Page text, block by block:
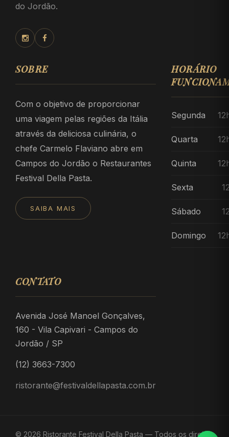
do Jordão.
SOBRE
Com o objetivo de proporcionar
uma viagem pelas regiões da Itália
através da deliciosa culinária, o
chefe Carmelo Flaviano abre em
Campos do Jordão o Restaurantes
Festival Della Pasta.
SAIBA MAIS
HORÁRIO
Segunda
Quarta
Quinta
Sexta
Sábado
Domingo
CONTATO
Avenida José Manoel Gonçalves,
160 - Vila Capivari - Campos do
Jordão / SP
(12) 3663-7300
ristorante@festivaldellapasta.com.br
© 2026 Ristorante Festival Della Pasta — Todos os direitos